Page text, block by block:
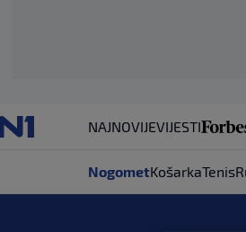
NAJNOVIJEVIJESTI
NogometKošarkaTenis